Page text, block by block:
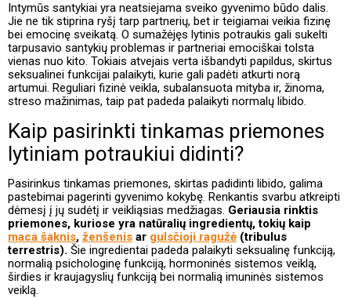
Intymūs santykiai yra neatsiejama sveiko gyvenimo būdo dalis.
Jie ne tik stiprina ryšį tarp partnerių, bet ir teigiamai veikia fizinę
bei emocinę sveikatą. O sumažėjęs lytinis potraukis gali sukelti
tarpusavio santykių problemas ir partneriai emociškai tolsta
vienas nuo kito. Tokiais atvejais verta išbandyti papildus, skirtus
seksualinei funkcijai palaikyti, kurie gali padėti atkurti norą
artumui. Reguliari fizinė veikla, subalansuota mityba ir, žinoma,
streso mažinimas, taip pat padeda palaikyti normalų libido.
Kaip pasirinkti tinkamas priemones
lytiniam potraukiui didinti?
Pasirinkus tinkamas priemones, skirtas padidinti libido, galima
pastebimai pagerinti gyvenimo kokybę. Renkantis svarbu atkreipti
dėmesį į jų sudėtį ir veikliąsias medžiagas. Geriausia rinktis
priemones, kuriose yra natūralių ingredientų, tokių kaip
maca šaknis, ženšenis ar gulsčioji ragužė (tribulus
terrestris). Šie ingredientai padeda palaikyti seksualinę funkciją,
normalią psichologinę funkciją, hormoninės sistemos veiklą,
širdies ir kraujagyslių funkciją bei normalią imuninės sistemos
veiklą.